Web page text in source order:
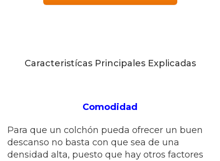
Caracteristícas Principales Explicadas
Comodidad
Para que un colchón pueda ofrecer un buen
descanso no basta con que sea de una
densidad alta, puesto que hay otros factores